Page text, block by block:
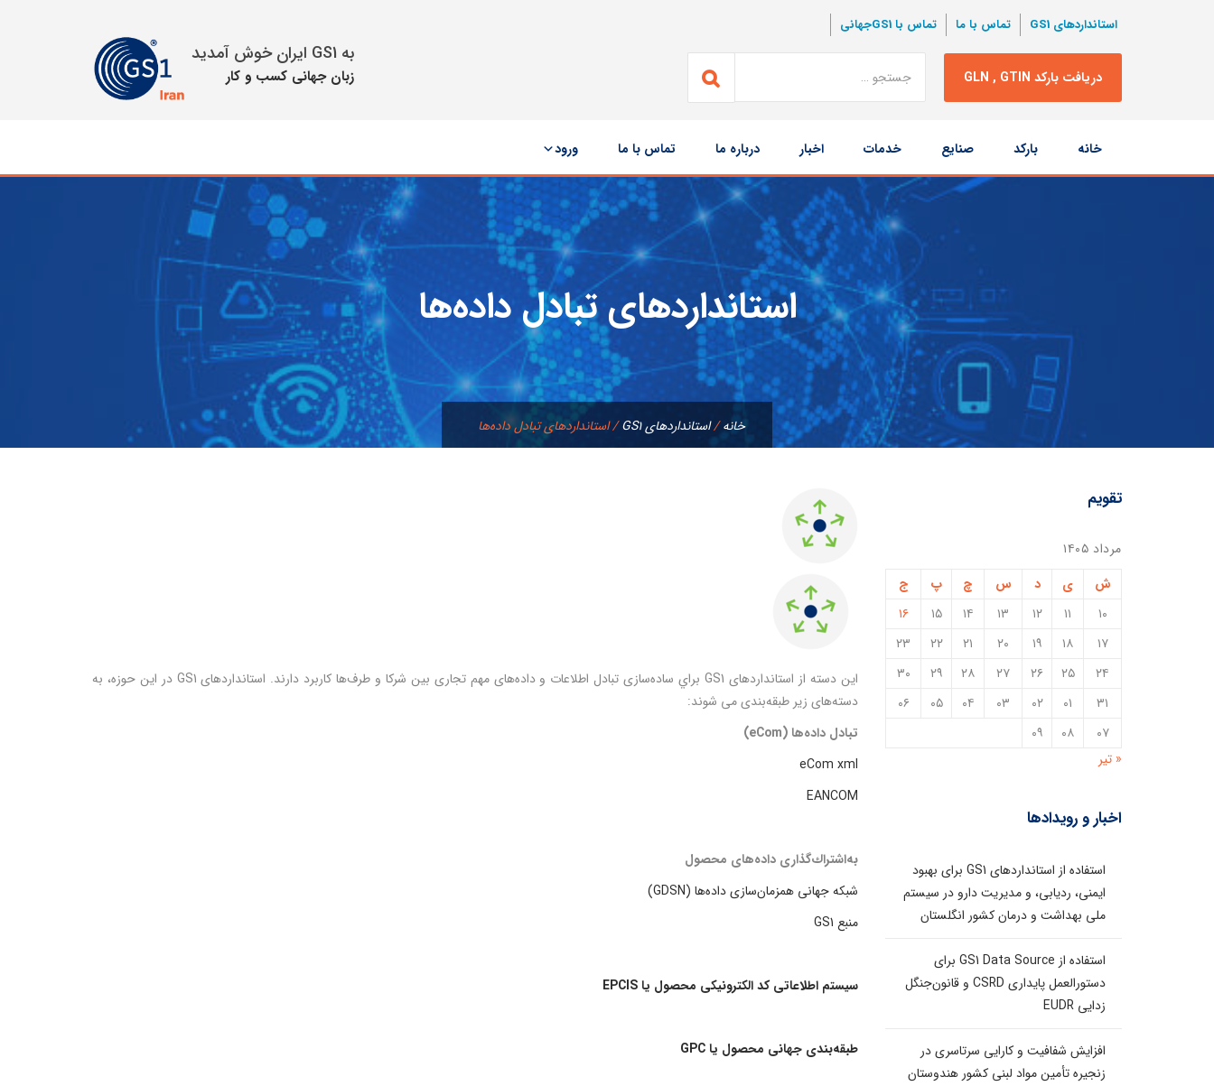
به GS1 ایران خوش آمدید
زبان جهانی كسب و كار
استانداردهای GS1 تماس با ما تماس با GS1جهانی
دریافت بارکد GLN , GTIN
نتبجه
جستجو
محتوا
خانه بارکد صنایع خدمات اخبار درباره ما تماس با ما ورود
استانداردهای تبادل داده‌ها
خانه/استانداردهای GS1 /استانداردهای تبادل داده‌ها
اين دسته از استانداردهای GS1 براي ساده‌سازی تبادل اطلاعات و داده‌های مهم تجاری بين شركا و طرف‌ها كاربرد دارند. استانداردهای GS1 در اين حوزه، به
دسته‌های زير طبقه‌بندی می شوند:
تبادل داده‌ها (eCom)
eCom xml
EANCOM
به‌اشتراك‌گذاری داده‌های محصول
شبكه جهانی همزمان‌سازی داده‌ها (GDSN)
منبع GS1
سيستم اطلاعاتی كد الكترونيكی محصول يا EPCIS
طبقه‌بندی جهانی محصول يا GPC
تقویم
مرداد ۱۴۰۵
ش
ی د س چ پ
ج
۱۰
۱۱ ۱۲ ۱۳ ۱۴ ۱۵
۱۶
۱۷
۱۸ ۱۹ ۲۰ ۲۱ ۲۲
۲۳
۲۴
۲۵ ۲۶ ۲۷ ۲۸ ۲۹
۳۰
۳۱
۰۱ ۰۲ ۰۳ ۰۴ ۰۵
۰۶
۰۷
۰۸
۰۹
« تیر
اخبار و رویدادها
استفاده از استانداردهای GS1 برای بهبود
ایمنی، ردیابی، و مدیریت دارو در سیستم
ملی بهداشت و درمان کشور انگلستان
استفاده از GS1 Data Source برای
دستورالعمل پایداری CSRD و قانون‌جنگل
زدایی EUDR
افزایش شفافیت و کارایی سرتاسری در
زنجیره تأمین مواد لبنی کشور هندوستان